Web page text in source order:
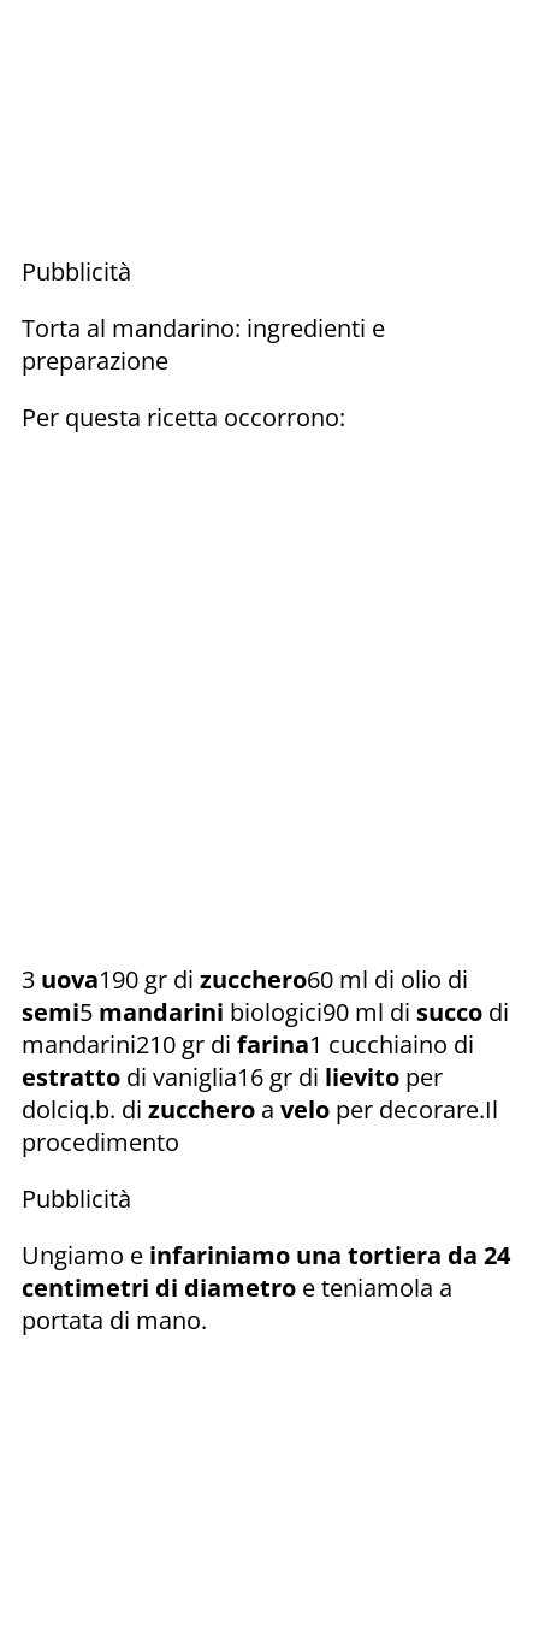
Pubblicità
Torta al mandarino: ingredienti e
preparazione
Per questa ricetta occorrono:
3 uova190 gr di zucchero60 ml di olio di
semi5 mandarini biologici90 ml di succo di
mandarini210 gr di farina1 cucchiaino di
estratto di vaniglia16 gr di lievito per
dolciq.b. di zucchero a velo per decorare.Il
procedimento
Pubblicità
Ungiamo e infariniamo una tortiera da 24
centimetri di diametro e teniamola a
portata di mano.